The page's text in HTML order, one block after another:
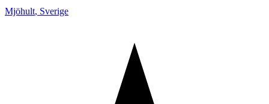
Mjöhult, Sverige